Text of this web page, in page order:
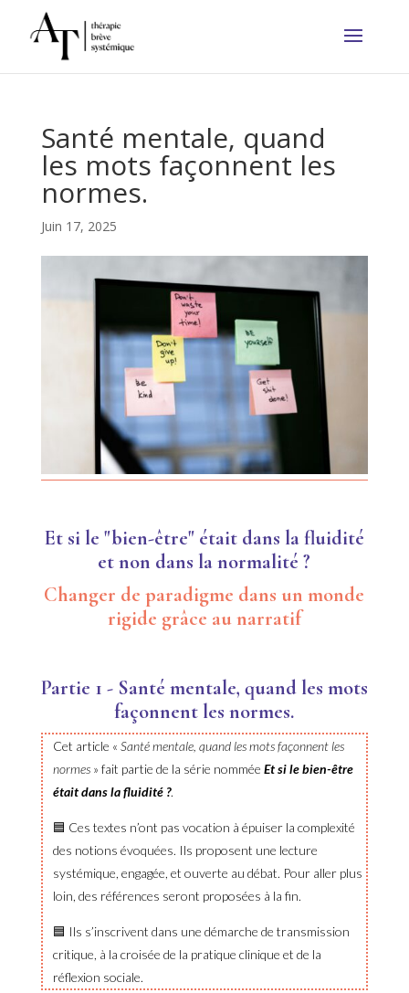
Santé mentale, quand
les mots façonnent les
normes.
Juin 17, 2025
Et si le "bien-être" était dans la fluidité
et non dans la normalité ?
Changer de paradigme dans un monde
rigide grâce au narratif
Partie 1 - Santé mentale, quand les mots
façonnent les normes.
Cet article « Santé mentale, quand les mots façonnent les
normes» fait partie de la série nommée Et si le bien-être
était dans la fluidité ?.
🟦 Ces textes n’ont pas vocation à épuiser la complexité
des notions évoquées. Ils proposent une lecture
systémique, engagée, et ouverte au débat. Pour aller plus
loin, des références seront proposées à la fin.
🟦 Ils s’inscrivent dans une démarche de transmission
critique, à la croisée de la pratique clinique et de la
réflexion sociale.